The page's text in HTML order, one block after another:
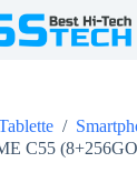
/
C55